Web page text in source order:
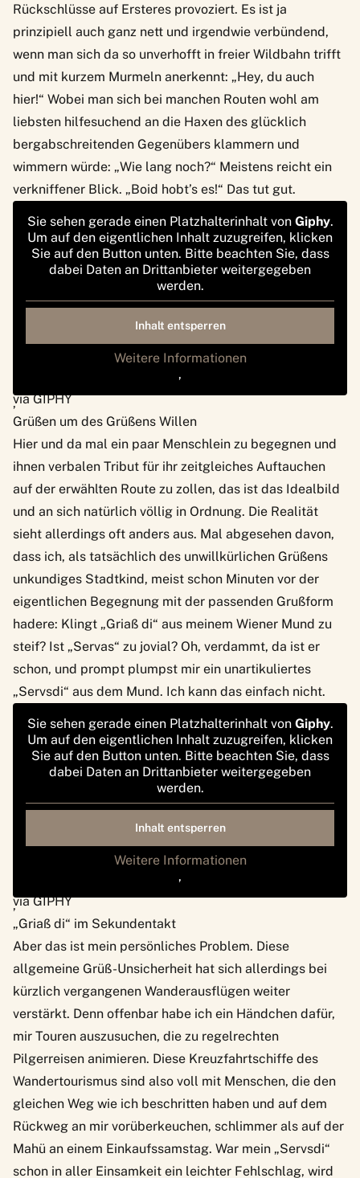
Rückschlüsse auf Ersteres provoziert. Es ist ja
prinzipiell auch ganz nett und irgendwie verbündend,
wenn man sich da so unverhofft in freier Wildbahn trifft
und mit kurzem Murmeln anerkennt: „Hey, du auch
hier!“ Wobei man sich bei manchen Routen wohl am
liebsten hilfesuchend an die Haxen des glücklich
bergabschreitenden Gegenübers klammern und
wimmern würde: „Wie lang noch?“ Meistens reicht ein
verkniffener Blick. „Boid hobt’s es!“ Das tut gut.
Sie sehen gerade einen Platzhalterinhalt von Giphy.
Um auf den eigentlichen Inhalt zuzugreifen, klicken
Sie auf den Button unten. Bitte beachten Sie, dass
dabei Daten an Drittanbieter weitergegeben
werden.
Inhalt entsperren
Weitere Informationen
‚
‚via GIPHY
Grüßen um des Grüßens Willen
Hier und da mal ein paar Menschlein zu begegnen und
ihnen verbalen Tribut für ihr zeitgleiches Auftauchen
auf der erwählten Route zu zollen, das ist das Idealbild
und an sich natürlich völlig in Ordnung. Die Realität
sieht allerdings oft anders aus. Mal abgesehen davon,
dass ich, als tatsächlich des unwillkürlichen Grüßens
unkundiges Stadtkind, meist schon Minuten vor der
eigentlichen Begegnung mit der passenden Grußform
hadere: Klingt „Griaß di“ aus meinem Wiener Mund zu
steif? Ist „Servas“ zu jovial? Oh, verdammt, da ist er
schon, und prompt plumpst mir ein unartikuliertes
„Servsdi“ aus dem Mund. Ich kann das einfach nicht.
Sie sehen gerade einen Platzhalterinhalt von Giphy.
Um auf den eigentlichen Inhalt zuzugreifen, klicken
Sie auf den Button unten. Bitte beachten Sie, dass
dabei Daten an Drittanbieter weitergegeben
werden.
Inhalt entsperren
Weitere Informationen
‚
‚via GIPHY
„Griaß di“ im Sekundentakt
Aber das ist mein persönliches Problem. Diese
allgemeine Grüß-Unsicherheit hat sich allerdings bei
kürzlich vergangenen Wanderausflügen weiter
verstärkt. Denn offenbar habe ich ein Händchen dafür,
mir Touren auszusuchen, die zu regelrechten
Pilgerreisen animieren. Diese Kreuzfahrtschiffe des
Wandertourismus sind also voll mit Menschen, die den
gleichen Weg wie ich beschritten haben und auf dem
Rückweg an mir vorüberkeuchen, schlimmer als auf der
Mahü an einem Einkaufssamstag. War mein „Servsdi“
schon in aller Einsamkeit ein leichter Fehlschlag, wird